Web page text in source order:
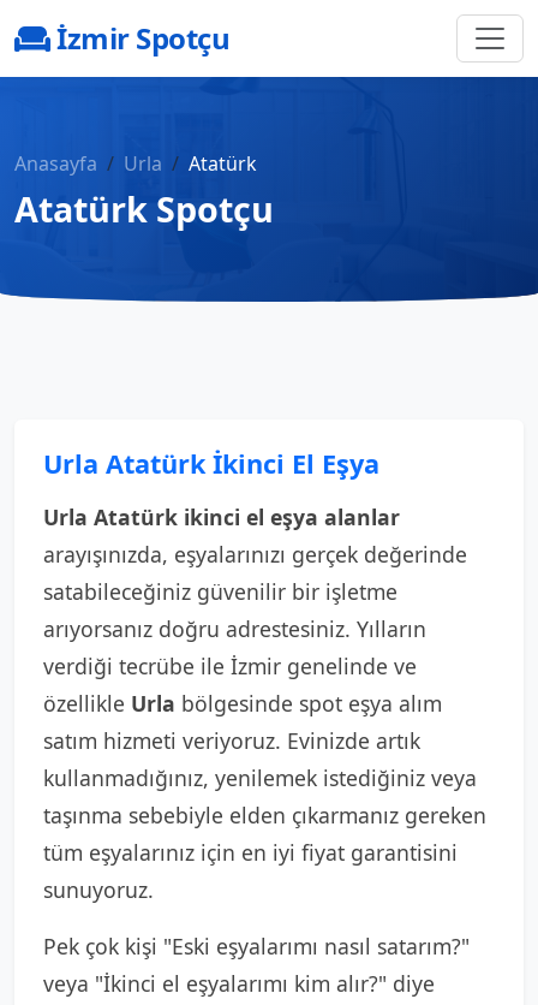
İzmir Spotçu
Anasayfa Urla Atatürk
Atatürk Spotçu
Urla Atatürk İkinci El Eşya
Urla Atatürk ikinci el eşya alanlar
arayışınızda, eşyalarınızı gerçek değerinde
satabileceğiniz güvenilir bir işletme
arıyorsanız doğru adrestesiniz. Yılların
verdiği tecrübe ile İzmir genelinde ve
özellikle Urla bölgesinde spot eşya alım
satım hizmeti veriyoruz. Evinizde artık
kullanmadığınız, yenilemek istediğiniz veya
taşınma sebebiyle elden çıkarmanız gereken
tüm eşyalarınız için en iyi fiyat garantisini
sunuyoruz.
Pek çok kişi "Eski eşyalarımı nasıl satarım?"
veya "İkinci el eşyalarımı kim alır?" diye